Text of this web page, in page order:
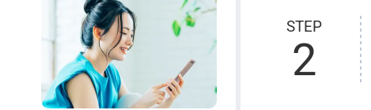
STEP
2